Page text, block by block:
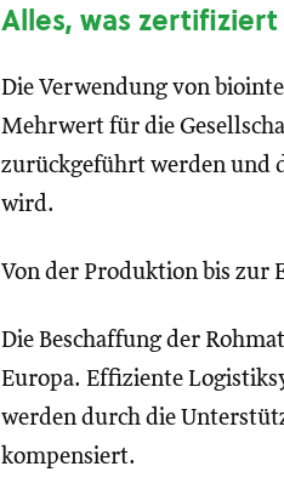
Alles, was
Die Verwendung von
Mehrwert für die
zurückgeführt werden und
wird.
Von der Produktion bis zur
Die Beschaffung der
Europa. Effiziente
werden durch die
kompensiert.